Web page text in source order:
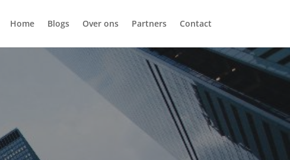
Home Blogs Over ons Partners Contact